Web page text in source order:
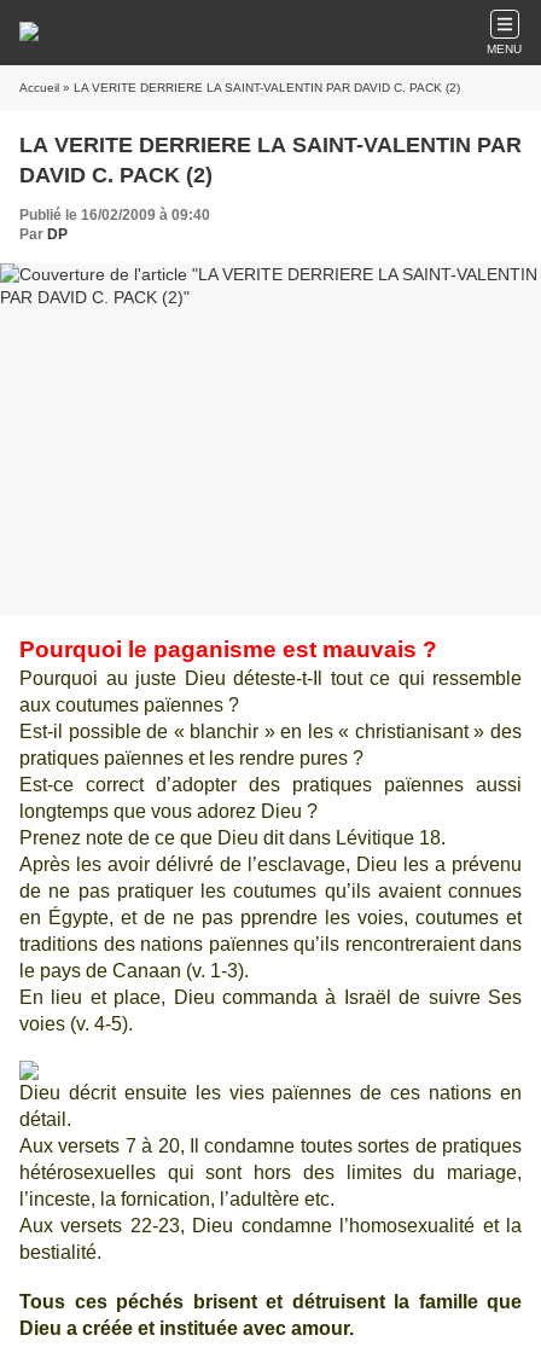
MENU
Accueil » LA VERITE DERRIERE LA SAINT-VALENTIN PAR DAVID C. PACK (2)
LA VERITE DERRIERE LA SAINT-VALENTIN PAR
DAVID C. PACK (2)
Publié le 16/02/2009 à 09:40
Par DP
Pourquoi le paganisme est mauvais ?
Pourquoi au juste Dieu déteste-t-Il tout ce qui ressemble
aux coutumes païennes ?
Est-il possible de « blanchir » en les « christianisant » des
pratiques païennes et les rendre pures ?
Est-ce correct d’adopter des pratiques païennes aussi
longtemps que vous adorez Dieu ?
Prenez note de ce que Dieu dit dans Lévitique 18.
Après les avoir délivré de l’esclavage, Dieu les a prévenu
de ne pas pratiquer les coutumes qu’ils avaient connues
en Égypte, et de ne pas pprendre les voies, coutumes et
traditions des nations païennes qu’ils rencontreraient dans
le pays de Canaan (v. 1-3).
En lieu et place, Dieu commanda à Israël de suivre Ses
voies (v. 4-5).
Dieu décrit ensuite les vies païennes de ces nations en
détail.
Aux versets 7 à 20, Il condamne toutes sortes de pratiques
hétérosexuelles qui sont hors des limites du mariage,
l’inceste, la fornication, l’adultère etc.
Aux versets 22-23, Dieu condamne l’homosexualité et la
bestialité.
Tous ces péchés brisent et détruisent la famille que
Dieu a créée et instituée avec amour.